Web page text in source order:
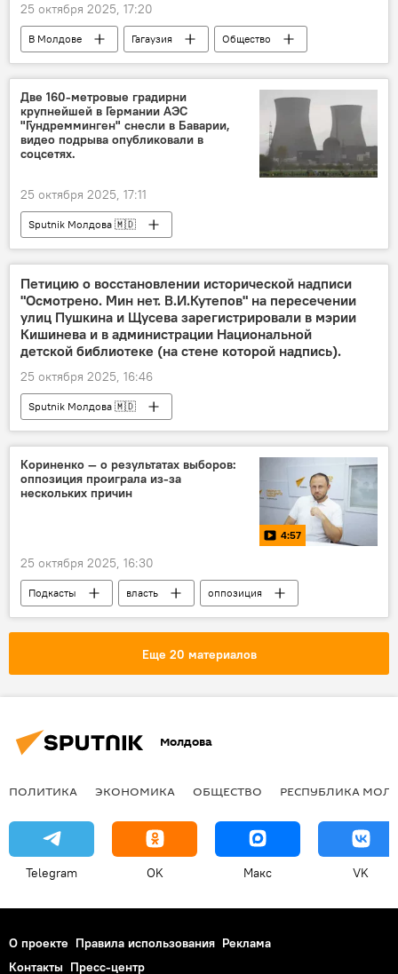
25 октября 2025, 17:20
В Молдове Гагаузия
Общество
ЦИК
выборы
Две 160-метровые градирни
крупнейшей в Германии АЭС
"Гундремминген" снесли в Баварии,
видео подрыва опубликовали в
соцсетях.
25 октября 2025, 17:11
Sputnik Молдова 🇲🇩
Петицию о восстановлении исторической надписи
"Осмотрено. Мин нет. В.И.Кутепов" на пересечении
улиц Пушкина и Щусева зарегистрировали в мэрии
Кишинева и в администрации Национальной
детской библиотеке (на стене которой надпись).
25 октября 2025, 16:46
Sputnik Молдова 🇲🇩
Кориненко — о результатах выборов:
оппозиция проиграла из-за
нескольких причин
4:57
25 октября 2025, 16:30
Подкасты власть
оппозиция
В Молдове
Еще 20 материалов
Молдова
ПОЛИТИКА ЭКОНОМИКА ОБЩЕСТВО РЕСПУБЛИКА
Telegram OK Макс VK
О проекте Правила использования Реклама
Контакты Пресс-центр